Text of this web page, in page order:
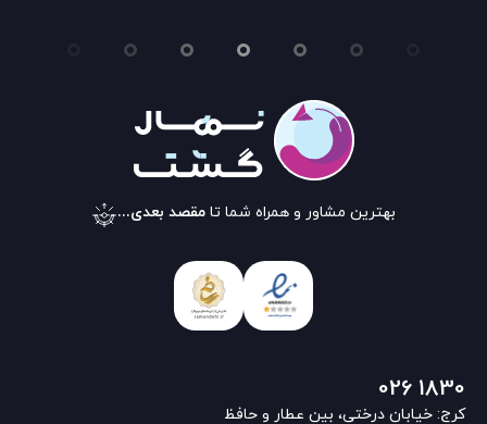
بهترین مشاور و همراه شما تا مقصد بعدی...
026 1830
کرج: خیابان درختی، بین عطار و حافظ